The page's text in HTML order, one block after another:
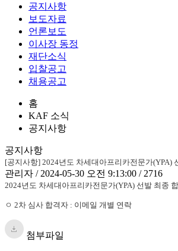
공지사항
보도자료
언론보도
이사장 동정
재단소식
입찰공고
채용공고
홈
KAF 소식
공지사항
공지사항
[공지사항] 2024년도 차세대아프리카전문가(YPA)
관리자 / 2024-05-30 오전 9:13:00 / 2716
2024년도 차세대아프리카전문가(YPA) 선발 최종
ㅇ 2차 심사 합격자 : 이메일 개별 연락
첨부파일